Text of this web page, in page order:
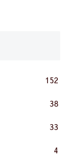
152
38
33
4